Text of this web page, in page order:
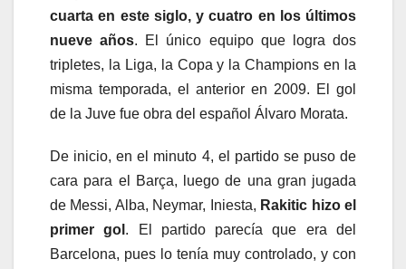
cuarta en este siglo, y cuatro en los últimos
nueve años. El único equipo que logra dos
tripletes, la Liga, la Copa y la Champions en la
misma temporada, el anterior en 2009. El gol
de la Juve fue obra del español Álvaro Morata.
De inicio, en el minuto 4, el partido se puso de
cara para el Barça, luego de una gran jugada
de Messi, Alba, Neymar, Iniesta, Rakitic hizo el
primer gol . El partido parecía que era del
Barcelona, pues lo tenía muy controlado, y con